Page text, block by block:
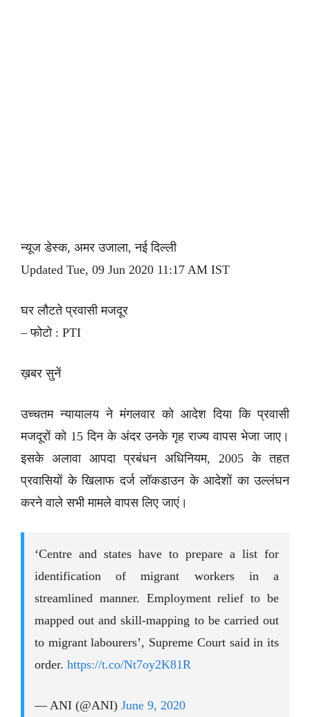
न्यूज डेस्क, अमर उजाला, नई दिल्ली
Updated Tue, 09 Jun 2020 11:17 AM IST
घर लौटते प्रवासी मजदूर
– फोटो : PTI
ख़बर सुनें
उच्चतम न्यायालय ने मंगलवार को आदेश दिया कि प्रवासी
मजदूरों को 15 दिन के अंदर उनके गृह राज्य वापस भेजा जाए।
इसके अलावा आपदा प्रबंधन अधिनियम, 2005 के तहत
प्रवासियों के खिलाफ दर्ज लॉकडाउन के आदेशों का उल्लंघन
करने वाले सभी मामले वापस लिए जाएं।
‘Centre and states have to prepare a list for
identification of migrant workers in a
streamlined manner. Employment relief to be
mapped out and skill-mapping to be carried out
to migrant labourers’, Supreme Court said in its
order. https://t.co/Nt7oy2K81R
— ANI (@ANI) June 9, 2020